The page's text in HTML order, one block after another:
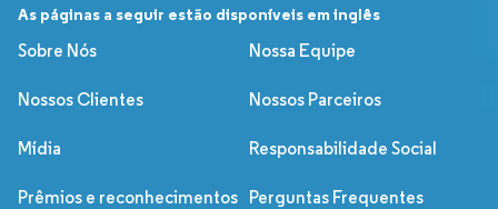
As páginas a seguir estão disponíveis em inglês
Sobre Nós
Nossa Equipe
Nossos Clientes Nossos Parceiros
Mídia Responsabilidade Social
Prêmios e reconhecimentos Perguntas Frequentes